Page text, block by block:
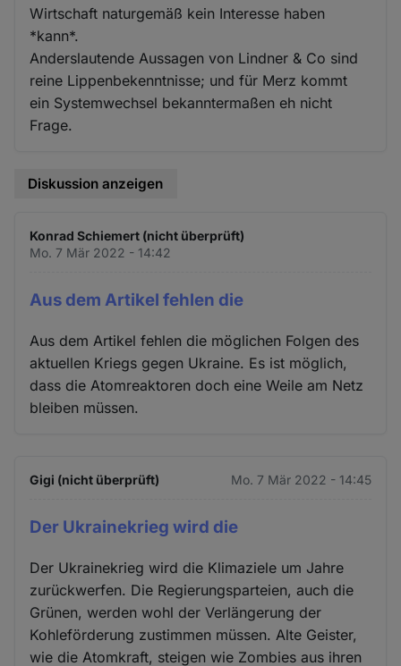
Wirtschaft naturgemäß kein Interesse haben
*kann*.
Anderslautende Aussagen von Lindner & Co sind
reine Lippenbekenntnisse; und für Merz kommt
ein Systemwechsel bekanntermaßen eh nicht
Frage.
Diskussion anzeigen
Konrad Schiemert (nicht überprüft)
Mo. 7 Mär 2022 - 14:42
Aus dem Artikel fehlen die
Aus dem Artikel fehlen die möglichen Folgen des
aktuellen Kriegs gegen Ukraine. Es ist möglich,
dass die Atomreaktoren doch eine Weile am Netz
bleiben müssen.
Gigi (nicht überprüft) Mo. 7 Mär 2022 - 14:45
Der Ukrainekrieg wird die
Der Ukrainekrieg wird die Klimaziele um Jahre
zurückwerfen. Die Regierungsparteien, auch die
Grünen, werden wohl der Verlängerung der
Kohleförderung zustimmen müssen. Alte Geister,
wie die Atomkraft, steigen wie Zombies aus ihren